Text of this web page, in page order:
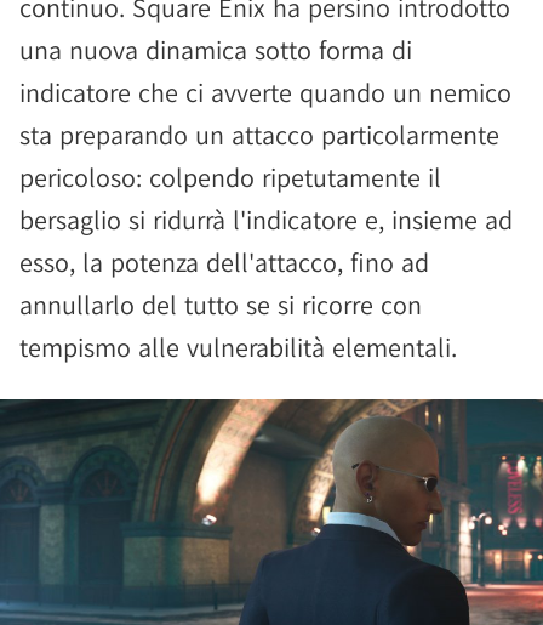
continuo. Square Enix ha persino introdotto
una nuova dinamica sotto forma di
indicatore che ci avverte quando un nemico
sta preparando un attacco particolarmente
pericoloso: colpendo ripetutamente il
bersaglio si ridurrà l'indicatore e, insieme ad
esso, la potenza dell'attacco, fino ad
annullarlo del tutto se si ricorre con
tempismo alle vulnerabilità elementali.